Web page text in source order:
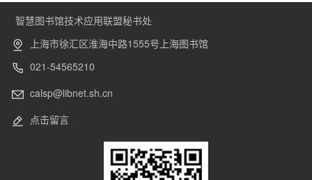
智慧图书馆技术应用联盟秘书处
上海市徐汇区淮海中路1555号上海图书馆
021-54565210
calsp@libnet.sh.cn
点击留言